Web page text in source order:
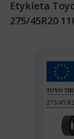
Etykieta
275/45R20